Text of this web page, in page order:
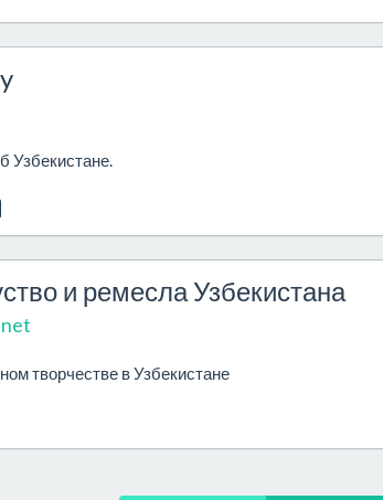
Узбекистане.
и ремесла Узбекистана
творчестве в Узбекистане